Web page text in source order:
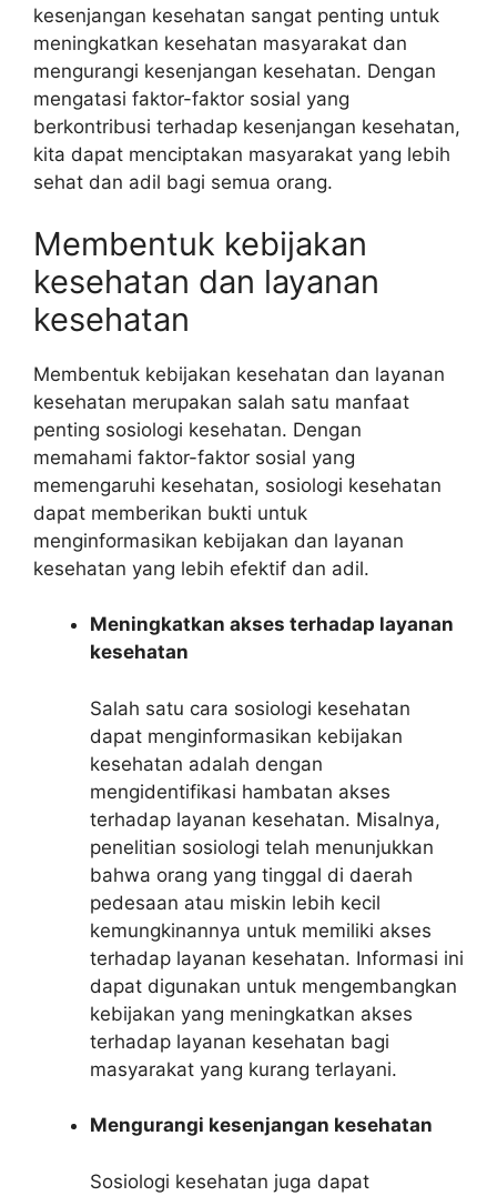
kesenjangan kesehatan sangat penting untuk
meningkatkan kesehatan masyarakat dan
mengurangi kesenjangan kesehatan. Dengan
mengatasi faktor-faktor sosial yang
berkontribusi terhadap kesenjangan kesehatan,
kita dapat menciptakan masyarakat yang lebih
sehat dan adil bagi semua orang.
Membentuk kebijakan
kesehatan dan layanan
kesehatan
Membentuk kebijakan kesehatan dan layanan
kesehatan merupakan salah satu manfaat
penting sosiologi kesehatan. Dengan
memahami faktor-faktor sosial yang
memengaruhi kesehatan, sosiologi kesehatan
dapat memberikan bukti untuk
menginformasikan kebijakan dan layanan
kesehatan yang lebih efektif dan adil.
Meningkatkan akses terhadap layanan
kesehatan
Salah satu cara sosiologi kesehatan
dapat menginformasikan kebijakan
kesehatan adalah dengan
mengidentifikasi hambatan akses
terhadap layanan kesehatan. Misalnya,
penelitian sosiologi telah menunjukkan
bahwa orang yang tinggal di daerah
pedesaan atau miskin lebih kecil
kemungkinannya untuk memiliki akses
terhadap layanan kesehatan. Informasi ini
dapat digunakan untuk mengembangkan
kebijakan yang meningkatkan akses
terhadap layanan kesehatan bagi
masyarakat yang kurang terlayani.
Mengurangi kesenjangan kesehatan
Sosiologi kesehatan juga dapat